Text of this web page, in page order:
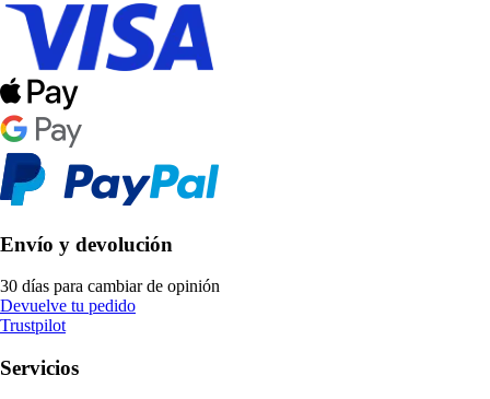
Envío y devolución
30 días para cambiar de opinión
Devuelve tu pedido
Trustpilot
Servicios